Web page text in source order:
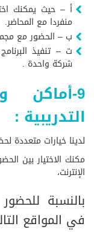
أ – حيث يمكنك
منفردا مع المحاضر.
ب – الحضور مع
ت – تنفيذ
شركة واحدة .
9-أماكن
التدريبية :
لدينا خيارات متعددة
مكنك الاختيار بين
الإنترنت،
بالنسبة
في المواقع